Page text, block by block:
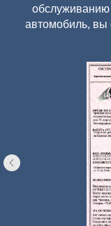
автомобиль, вы